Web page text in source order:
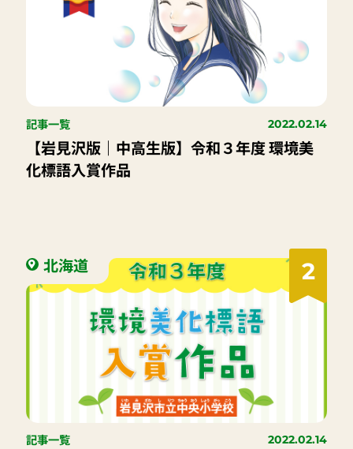
記事一覧 2022.02.14
【岩見沢版｜中高生版】令和３年度 環境美
化標語入賞作品
2
北海道
記事一覧 2022.02.14